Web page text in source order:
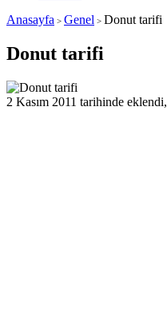
Anasayfa > Genel > Donut tarifi
Donut tarifi
2 Kasım 2011 tarihinde eklendi,